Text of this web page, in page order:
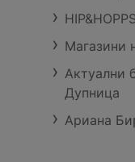
Магазини
Актуални
Дупница
Ариана